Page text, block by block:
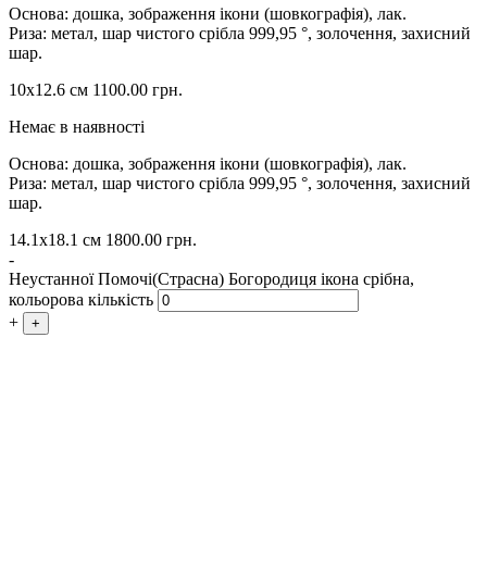
Основа: дошка, зображення ікони (шовкографія), лак.
Риза: метал, шар чистого срібла 999,95 °, золочення, захисний
шар.
10х12.6 см 1100.00 грн.
Немає в наявності
Основа: дошка, зображення ікони (шовкографія), лак.
Риза: метал, шар чистого срібла 999,95 °, золочення, захисний
шар.
14.1х18.1 см 1800.00 грн.
-
Неустанної Помочі(Страсна) Богородиця ікона срібна,
кольорова кількість
+
+